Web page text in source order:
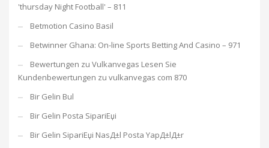
'thursday Night Football' – 811
Betmotion Casino Basil
Betwinner Ghana: On-line Sports Betting And Casino – 971
Bewertungen zu Vulkanvegas Lesen Sie
Kundenbewertungen zu vulkanvegas com 870
Bir Gelin Bul
Bir Gelin Posta SipariЕџi
Bir Gelin SipariЕџi NasД±l Posta YapД±lД±r